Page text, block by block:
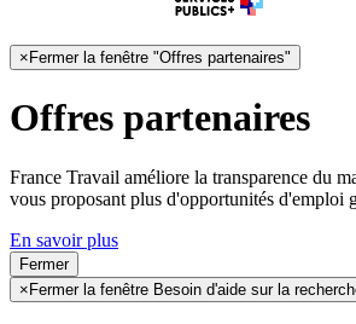
× Fermer la fenêtre "Offres partenaires"
Offres partenaires
France Travail améliore la transparence du
vous proposant plus d'opportunités d'emploi
En savoir plus
Fermer
× Fermer la fenêtre Besoin d'aide sur la